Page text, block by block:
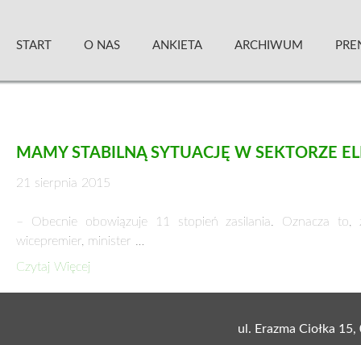
content
START O NAS ANKIETA ARCHIWUM
MAMY STABILNĄ SYTUACJĘ W SEKTORZE
21 sierpnia 2015
– Obecnie obowiązuje 11 stopień zasilania. Oznacza to,
wicepremier, minister …
Czytaj Więcej
ul. Erazma Ciołka